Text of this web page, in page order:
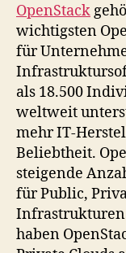
OpenStack
wichtigsten
für
als 18.500
weltweit
mehr IT-
Beliebtheit.
steigende
für Public,
haben